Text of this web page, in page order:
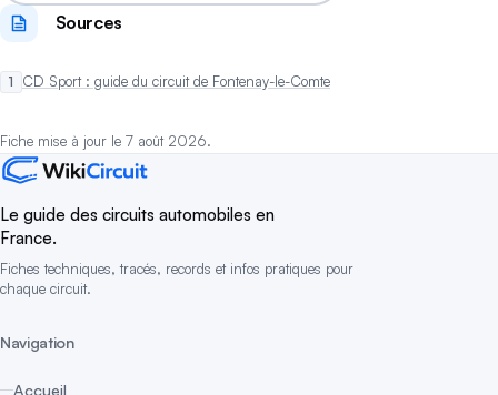
Sources
CD Sport : guide du circuit de Fontenay-le-Comte
Fiche mise à jour le 7 août 2026.
Le guide des circuits automobiles en
France.
Fiches techniques, tracés, records et infos pratiques pour
chaque circuit.
Navigation
Accueil